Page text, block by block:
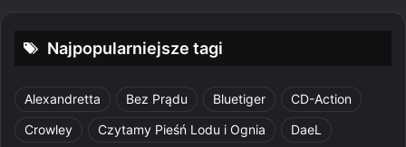
Najpopularniejsze tagi
Alexandretta Bez Prądu Bluetiger
CD-Action
Crowley
Czytamy Pieśń Lodu i Ognia
DaeL